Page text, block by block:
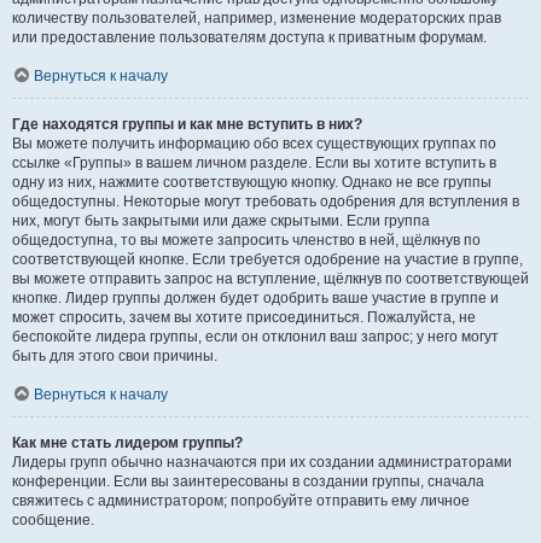
количеству пользователей, например, изменение модераторских прав
или предоставление пользователям доступа к приватным форумам.
Вернуться к началу
Где находятся группы и как мне вступить в них?
Вы можете получить информацию обо всех существующих группах по
ссылке «Группы» в вашем личном разделе. Если вы хотите вступить в
одну из них, нажмите соответствующую кнопку. Однако не все группы
общедоступны. Некоторые могут требовать одобрения для вступления в
них, могут быть закрытыми или даже скрытыми. Если группа
общедоступна, то вы можете запросить членство в ней, щёлкнув по
соответствующей кнопке. Если требуется одобрение на участие в группе,
вы можете отправить запрос на вступление, щёлкнув по соответствующей
кнопке. Лидер группы должен будет одобрить ваше участие в группе и
может спросить, зачем вы хотите присоединиться. Пожалуйста, не
беспокойте лидера группы, если он отклонил ваш запрос; у него могут
быть для этого свои причины.
Вернуться к началу
Как мне стать лидером группы?
Лидеры групп обычно назначаются при их создании администраторами
конференции. Если вы заинтересованы в создании группы, сначала
свяжитесь с администратором; попробуйте отправить ему личное
сообщение.